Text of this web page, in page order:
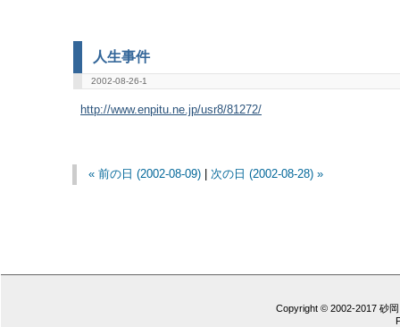
人生事件
2002-08-26-1
http://www.enpitu.ne.jp/usr8/81272/
« 前の日 (2002-08-09) |次の日 (2002-08-28) »
Copyright © 2002-2017 砂